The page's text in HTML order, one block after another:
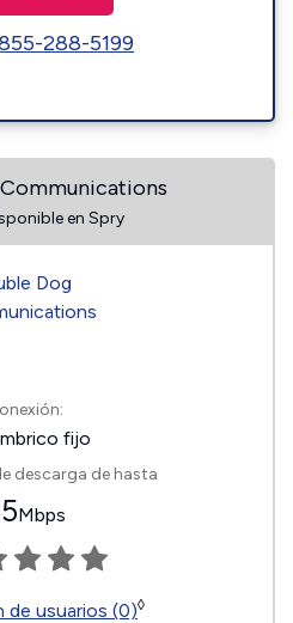
288-5199
en Spry
fijo
descarga de hasta
Mbps
de usuarios (0)◊